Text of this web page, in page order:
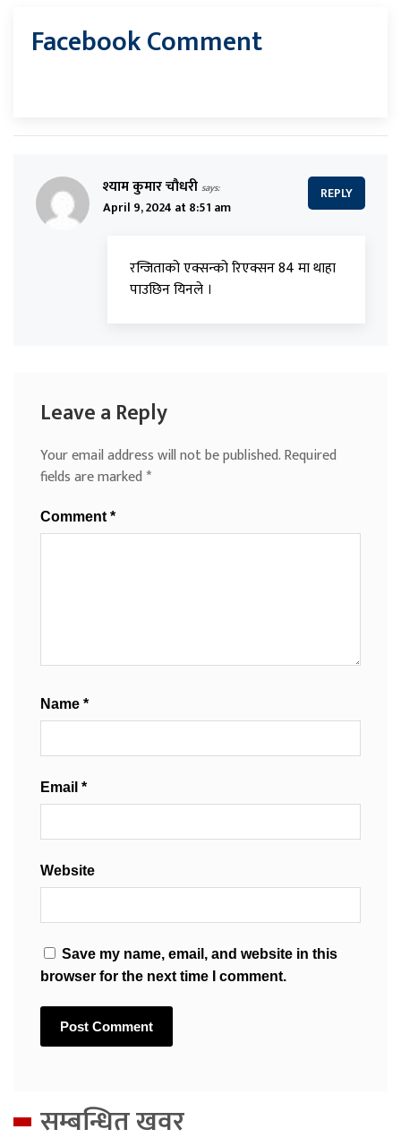
Facebook Comment
श्याम कुमार चौधरी says:
April 9, 2024 at 8:51 am
रन्जिताको एक्सन्को रिएक्सन 84 मा थाहा
पाउछिन यिनले ।
REPLY
Leave a Reply
Your email address will not be published.Required
fields are marked*
Comment *
Name *
Email *
Website
Save my name, email, and website in this
browser for the next time I comment.
सम्बन्धित खवर